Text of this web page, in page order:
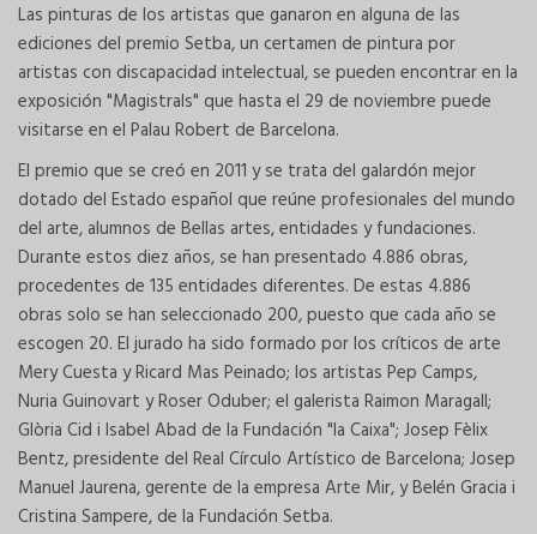
Las pinturas de los artistas que ganaron en alguna de las
ediciones del premio Setba, un certamen de pintura por
artistas con discapacidad intelectual, se pueden encontrar en la
exposición "Magistrals" que hasta el 29 de noviembre puede
visitarse en el Palau Robert de Barcelona.
El premio que se creó en 2011 y se trata del galardón mejor
dotado del Estado español que reúne profesionales del mundo
del arte, alumnos de Bellas artes, entidades y fundaciones.
Durante estos diez años, se han presentado 4.886 obras,
procedentes de 135 entidades diferentes. De estas 4.886
obras solo se han seleccionado 200, puesto que cada año se
escogen 20. El jurado ha sido formado por los críticos de arte
Mery Cuesta y Ricard Mas Peinado; los artistas Pep Camps,
Nuria Guinovart y Roser Oduber; el galerista Raimon Maragall;
Glòria Cid i Isabel Abad de la Fundación "la Caixa"; Josep Fèlix
Bentz, presidente del Real Círculo Artístico de Barcelona; Josep
Manuel Jaurena, gerente de la empresa Arte Mir, y Belén Gracia i
Cristina Sampere, de la Fundación Setba.